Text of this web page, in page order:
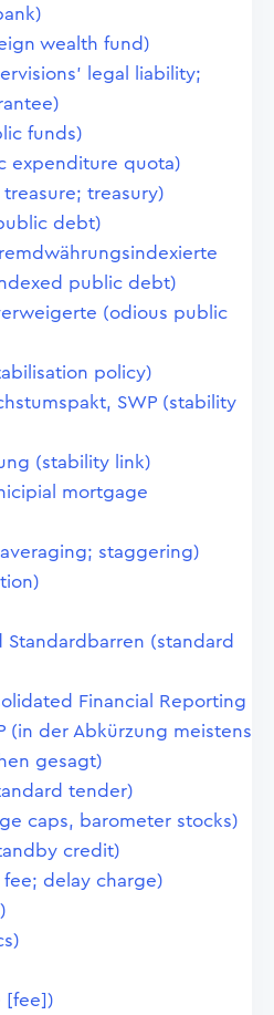
wealth fund)
legal liability;
funds)
expenditure quota)
treasure; treasury)
debt)
public debt)
(odious public
policy)
SWP (stability
(stability link)
mortgage
staggering)
Standardbarren (standard
Financial Reporting
(in der Abkürzung meistens
gesagt)
tender)
caps, barometer stocks)
credit)
delay charge)
[fee])